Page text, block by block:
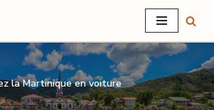
la Martinique en voiture